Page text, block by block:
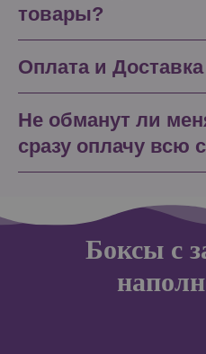
товары?
Оплата и Доставка
Не обманут ли
сразу оплачу всю
Боксы с